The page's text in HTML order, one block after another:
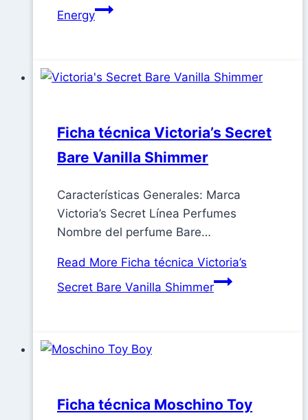
Energy
Ficha técnica Victoria’s Secret
Bare Vanilla Shimmer
Características Generales: Marca
Victoria’s Secret Línea Perfumes
Nombre del perfume Bare…
Read More Ficha técnica Victoria’s
Secret Bare Vanilla Shimmer
Ficha técnica Moschino Toy